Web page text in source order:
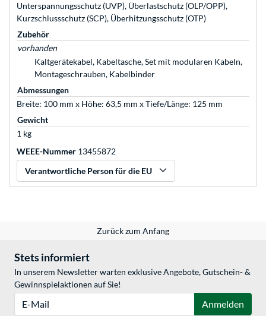
Unterspannungsschutz (UVP), Überlastschutz (OLP/OPP),
Kurzschlussschutz (SCP), Überhitzungsschutz (OTP)
Zubehör
vorhanden
Kaltgerätekabel, Kabeltasche, Set mit modularen Kabeln,
Montageschrauben, Kabelbinder
Abmessungen
Breite: 100 mm x Höhe: 63,5 mm x Tiefe/Länge: 125 mm
Gewicht
1 kg
WEEE-Nummer 13455872
Verantwortliche Person für die EU
Zurück zum Anfang
Stets informiert
In unserem Newsletter warten exklusive Angebote, Gutschein- &
Gewinnspielaktionen auf Sie!
Anmelden